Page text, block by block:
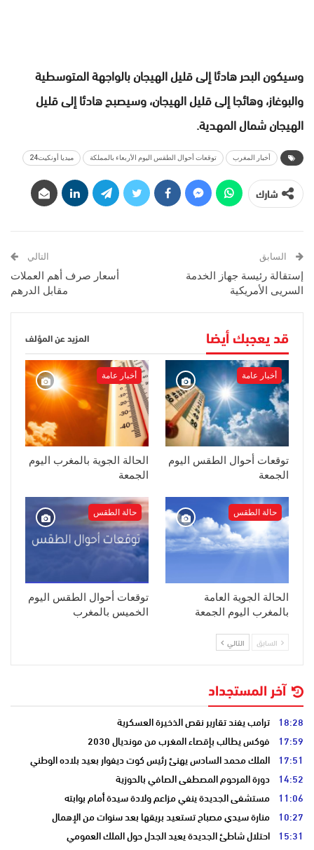
وسيكون البحر هادئا إلى قليل الهيجان بالواجهة المتوسطية
والبوغاز، وهائجا إلى قليل الهيجان، وسيصبح هادئا إلى قليل
الهيجان شمال المهدية.
أخبار المغرب توقعات أحوال الطقس اليوم الأربعاء بالمملكة ميديا أونكيت24
شارك
السابق
إستقالة رئيسة جهاز الخدمة
السريى الأمريكية
التالي
أسعار صرف أهم العملات
مقابل الدرهم
قد يعجبك أيضا المزيد عن المؤلف
أخبار عامة
توقعات أحوال الطقس اليوم
الجمعة
أخبار عامة
الحالة الجوية بالمغرب اليوم
الجمعة
حالة الطقس
الحالة الجوية العامة
بالمغرب اليوم الجمعة
حالة الطقس
توقعات أحوال الطقس اليوم
الخميس بالمغرب
السابق التالي
آخر المستجداد
18:28 ترامب يفند تقارير نقص الذخيرة العسكرية
17:59 فوكس يطالب بإقصاء المغرب من مونديال 2030
17:51 الملك محمد السادس يهنئ رئيس كوت ديفوار بعيد بلاده الوطني
14:52 دورة المرحوم المصطفى الصافي بالحوزية
11:06 مستشفى الجديدة ينفي مزاعم ولادة سيدة أمام بوابته
10:27 منارة سيدي مصباح تستعيد بريقها بعد سنوات من الإهمال
15:31 احتلال شاطئ الجديدة يعيد الجدل حول الملك العمومي